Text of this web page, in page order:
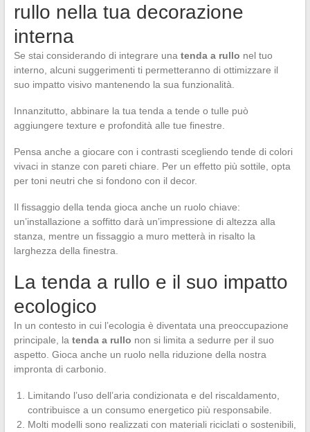
rullo nella tua decorazione
interna
Se stai considerando di integrare una tenda a rullo nel tuo
interno, alcuni suggerimenti ti permetteranno di ottimizzare il
suo impatto visivo mantenendo la sua funzionalità.
Innanzitutto, abbinare la tua tenda a tende o tulle può
aggiungere texture e profondità alle tue finestre.
Pensa anche a giocare con i contrasti scegliendo tende di colori
vivaci in stanze con pareti chiare. Per un effetto più sottile, opta
per toni neutri che si fondono con il decor.
Il fissaggio della tenda gioca anche un ruolo chiave:
un’installazione a soffitto darà un’impressione di altezza alla
stanza, mentre un fissaggio a muro metterà in risalto la
larghezza della finestra.
La tenda a rullo e il suo impatto
ecologico
In un contesto in cui l’ecologia è diventata una preoccupazione
principale, la tenda a rullo non si limita a sedurre per il suo
aspetto. Gioca anche un ruolo nella riduzione della nostra
impronta di carbonio.
Limitando l’uso dell’aria condizionata e del riscaldamento,
contribuisce a un consumo energetico più responsabile.
Molti modelli sono realizzati con materiali riciclati o sostenibili,